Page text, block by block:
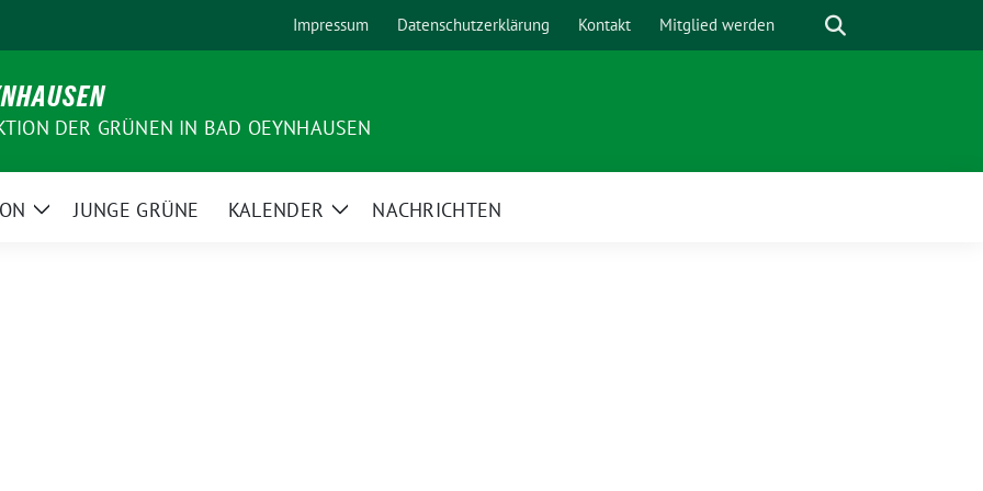
Impressum Datenschutzerklärung Kontakt Mitglied werden Suche
DER GRÜNEN IN BAD OEYNHAUSEN
ZeigeJUNGE GRÜNE KALENDER
ZeigeNACHRICHTEN